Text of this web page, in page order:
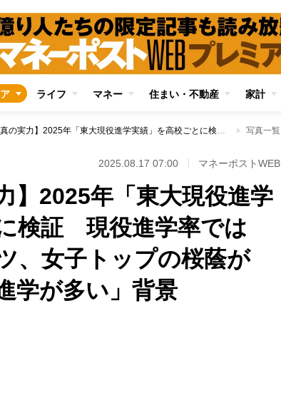
ライフ マネー 住まい・不動産 家計
【進学校の真の実力】2025年「東大現役進学実績」を高校ごとに検証 現役進学率では「筑駒」がダントツ、女子トップの桜蔭が「東大より医学部進学が多い」背景 写真一覧
2025.08.17 07:00 マネーポストWEB
】2025年「東大現役進学
検証 現役進学率では
、女子トップの桜蔭が
学が多い」背景